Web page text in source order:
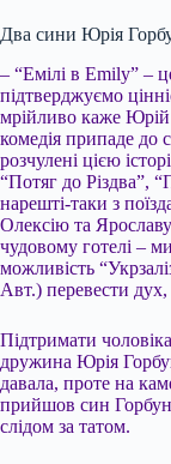
Два сини Юрія
– “Емілі в Emily” –
підтверджуємо
мрійливо каже
комедія припаде до
розчулені цією
“Потяг до Різдва”,
нарешті-таки з
Олексію та
чудовому готелі –
можливість
Авт.) перевести
Підтримати
дружина Юрія
давала, проте на
прийшов син
слідом за татом.